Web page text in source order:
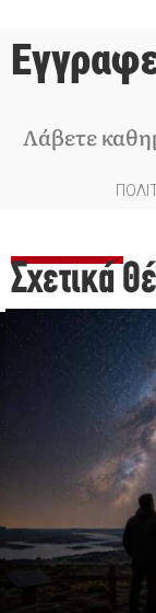
Λάβετε
Σχετικά